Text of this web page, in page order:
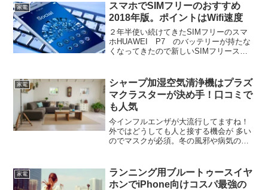
サロニアのヘアアイロンで髪が痛むって
口コミもも見かけるから、...
家電
スマホでSIMフリーのおすすめ
2018年版。ポイントはWifi速度
２年半使い続けてきたSIMフリーのスマ
ホHUAWEI P7 のバッテリーが持たな
くなってきたので新しいSIMフリースマ
中で、最終的な決めてになったWiFiの機
能その他に...
家電
シャープ加湿空気清浄機はプラズ
マクラスターが決め手！口コミで
も人気
今インフルエンザが大流行してますね！
外ではどうしても人と接する機会が 多い
のでマスクが必須。冬の風邪や病気の時
ても辛い季節に なってきます。しばらく
マスクが手放せま...
家電
ランニング用ブルートゥースイヤ
ホンでiPhone向けコスパ最強の